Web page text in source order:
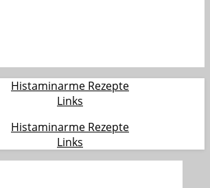
Histaminarme Rezepte
Links
Histaminarme Rezepte
Links